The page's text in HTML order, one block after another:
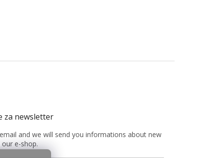
and we will send you informations about new
e-shop.